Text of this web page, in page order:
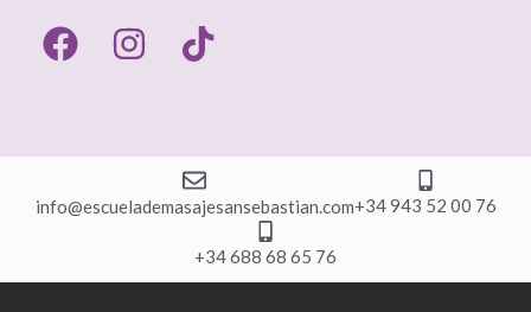
a
c
o
n
s
r
m
i
k
k
info@escuelademasajesansebastian.com+34 943 52 00 76
+34 688 68 65 76